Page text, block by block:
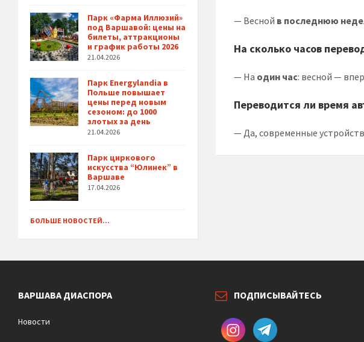
— Весной в последнюю
На сколько часов
— На один час: весной —
Переводится ли время
— Да, современные
Парк «Фарма Иллюзий»
под Варшавой: цены на
билеты, аттракционы
и график работы 2026
21.04.2026
Парк Energylandia в
Польше повышает
цены перед новым
сезоном: до 1000
злотых за день
21.04.2026
Парк циркового
искусства “Юлинек” в
Варшаве
17.04.2026
БОЛЬШЕ НОВОСТЕЙ...
ВАРШАВА ДИАСПОРА
Новости
ПОДПИСЫВАЙТЕСЬ